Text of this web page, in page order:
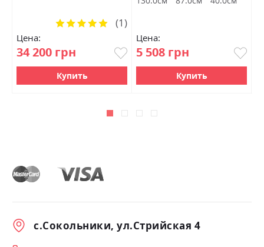
Цена:
34 200 грн
Рейтинг:
(1)
Купить
Цена:
5 508 грн
Купить
с.Сокольники, ул.Стрийская 4